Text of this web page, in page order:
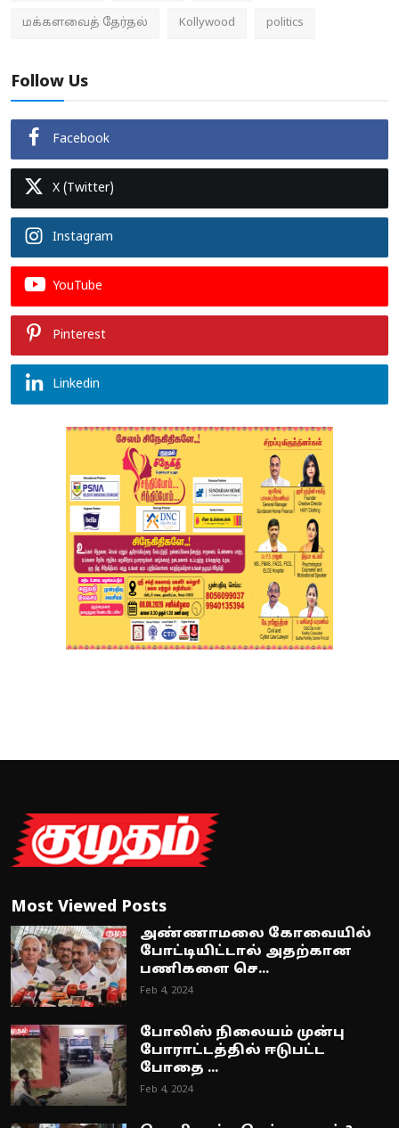
மக்களவைத் தேர்தல் Kollywood politics
Follow Us
Facebook
X (Twitter)
Instagram
YouTube
Pinterest
Linkedin
Most Viewed Posts
அண்ணாமலை கோவையில்
போட்டியிட்டால் அதற்கான
பணிகளை செ...
Feb 4, 2024
போலிஸ் நிலையம் முன்பு
போராட்டத்தில் ஈடுபட்ட
போதை ...
Feb 4, 2024